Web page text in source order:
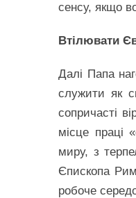
сенсу, якщо
Втілювати
Далі Папа
служити як
сопричасті
місце праці
миру, з
Єпископа
робоче